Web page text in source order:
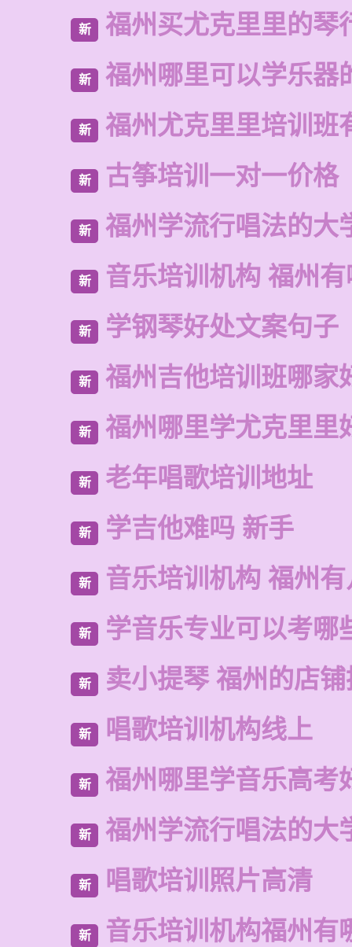
新 福州买尤克里里的琴
新 福州哪里可以学乐器
新 福州尤克里里培训班
新 古筝培训一对一价格
新 福州学流行唱法的大
新 音乐培训机构 福州
新 学钢琴好处文案句子
新 福州吉他培训班哪家
新 福州哪里学尤克里里
新 老年唱歌培训地址
新 学吉他难吗 新手
新 音乐培训机构 福州
新 学音乐专业可以考哪
新 卖小提琴 福州的店
新 唱歌培训机构线上
新 福州哪里学音乐高考
新 福州学流行唱法的大
新 唱歌培训照片高清
新 音乐培训机构福州有